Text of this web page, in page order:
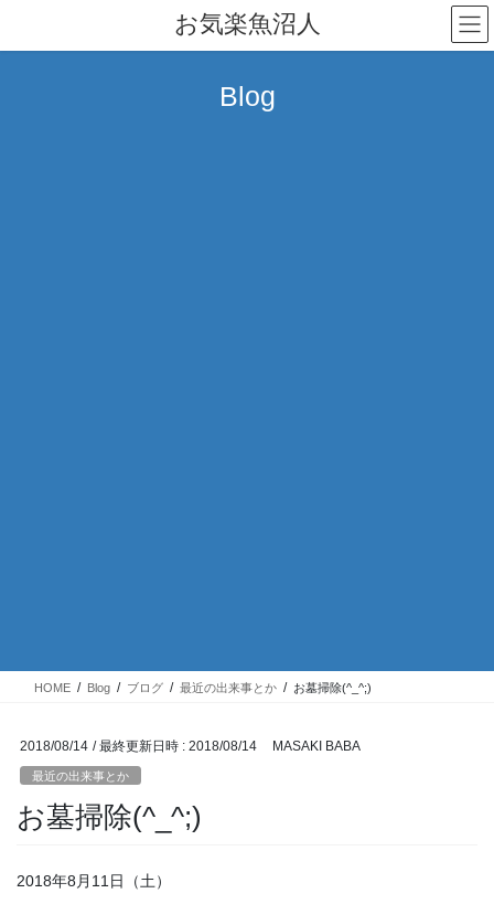
テ
ゲ
お気楽魚沼人
Blog
HOME Blog ブログ 最近の出来事とか お墓掃除(^_^;)
2018/08/14 / 最終更新日時 : 2018/08/14 MASAKI BABA
最近の出来事とか
お墓掃除(^_^;)
2018年8月11日（土）